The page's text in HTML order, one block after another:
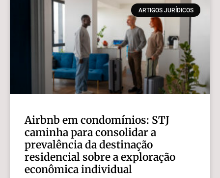
ARTIGOS JURÍDICOS
Airbnb em condomínios: STJ
caminha para consolidar a
prevalência da destinação
residencial sobre a exploração
econômica individual